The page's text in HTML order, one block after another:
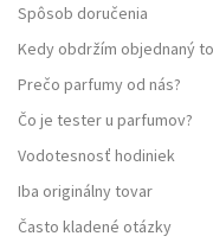
Spôsob doručenia
Kedy obdržím objednaný
Prečo parfumy od nás?
Čo je tester u parfumov?
Vodotesnosť hodiniek
Iba originálny tovar
Často kladené otázky